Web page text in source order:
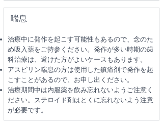
喘息
治療中に発作を起こす可能性もあるので、念のた
め吸入薬をご持参ください。発作が多い時期の歯
科治療は、避けた方がよいケースもあります。
アスピリン喘息の方は使用した鎮痛剤で発作を起
こすことがあるので、お申し出ください。
治療期間中は内服薬を飲み忘れないようご注意く
ださい。ステロイド剤はとくに忘れないよう注意
が必要です。